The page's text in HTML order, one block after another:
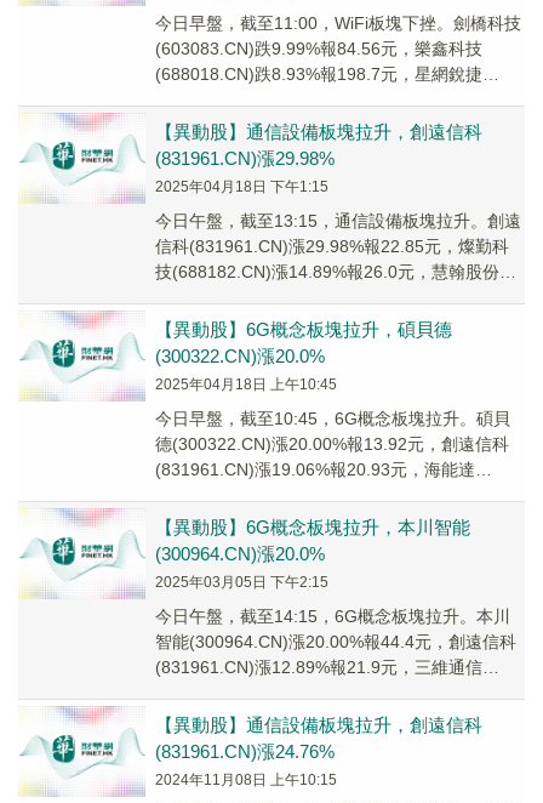
今日早盤，截至11:00，WiFi板塊下挫。劍橋科技
(603083.CN)跌9.99%報84.56元，樂鑫科技
(688018.CN)跌8.93%報198.7元，星網銳捷
【異動股】通信設備板塊拉升，創遠信科
(831961.CN)漲29.98%
2025年04月18日 下午1:15
今日午盤，截至13:15，通信設備板塊拉升。創遠
信科(831961.CN)漲29.98%報22.85元，燦勤科
技(688182.CN)漲14.89%報26.0元，慧翰股份
【異動股】6G概念板塊拉升，碩貝德
(300322.CN)漲20.0%
2025年04月18日 上午10:45
今日早盤，截至10:45，6G概念板塊拉升。碩貝
德(300322.CN)漲20.00%報13.92元，創遠信科
(831961.CN)漲19.06%報20.93元，海能達
【異動股】6G概念板塊拉升，本川智能
(300964.CN)漲20.0%
2025年03月05日 下午2:15
今日午盤，截至14:15，6G概念板塊拉升。本川
智能(300964.CN)漲20.00%報44.4元，創遠信科
(831961.CN)漲12.89%報21.9元，三維通信
【異動股】通信設備板塊拉升，創遠信科
(831961.CN)漲24.76%
2024年11月08日 上午10:15